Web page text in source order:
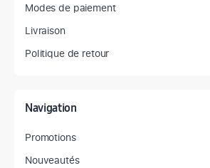
Modes de paiement
Livraison
Politique de retour
Navigation
Promotions
Nouveautés